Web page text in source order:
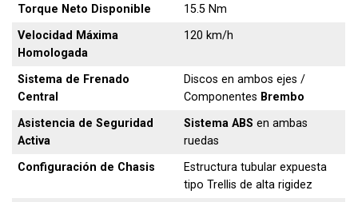
Torque Neto Disponible
15.5 Nm
Velocidad Máxima
Homologada
120 km/h
Sistema de Frenado
Central
Discos en ambos ejes /
Componentes Brembo
Asistencia de Seguridad
Activa
Sistema ABS en ambas
ruedas
Configuración de Chasis
Estructura tubular expuesta
tipo Trellis de alta rigidez